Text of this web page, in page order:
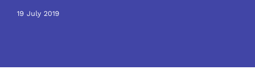
19 July 2019
OUTILS & TECHNOLOGIES
NOS SOLUTIONS